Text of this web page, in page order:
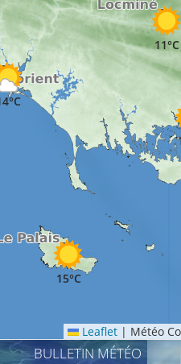
11°C
15°C
Leaflet | Météo
BULLETIN MÉTÉO